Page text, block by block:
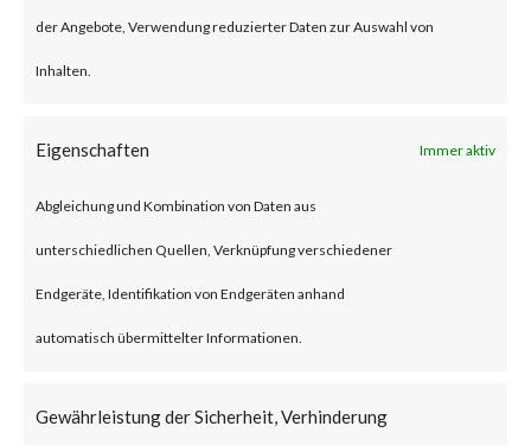
der Angebote, Verwendung reduzierter Daten zur Auswahl von
Inhalten.
Eigenschaften Immer aktiv
Abgleichung und Kombination von Daten aus
unterschiedlichen Quellen, Verknüpfung verschiedener
Endgeräte, Identifikation von Endgeräten anhand
automatisch übermittelter Informationen.
Gewährleistung der Sicherheit, Verhinderung
industry, which classifies the
attack as a supply-chain
Fantasy wiper is a destructive
malware that overwrites and
deletes files on compromised
machines. Fantasy wiper was
reportedly executed using a
malware named “Sandals”.